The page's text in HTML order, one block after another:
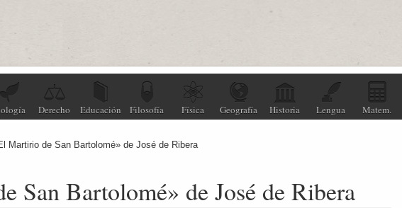
Derecho Educación Filosofía Física Geografía Historia Lengua Matem.
Martirio de San Bartolomé» de José de Ribera
San Bartolomé» de José de Ribera